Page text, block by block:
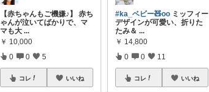
【赤ちゃんもご機嫌♪】 赤ち
ゃんが泣いてばかりで、マ
マも大 ...
￥ 10,000
0 0 5
コレ いいね
#ka_ベビー🧸oo ミッフィー
デザインが可愛い、折りた
たみ＆ ...
￥ 14,800
0 0 11
コレ いいね